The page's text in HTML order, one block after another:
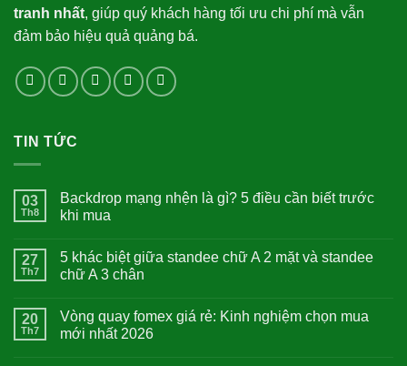
tranh nhất, giúp quý khách hàng tối ưu chi phí mà vẫn
đảm bảo hiệu quả quảng bá.
TIN TỨC
03
Th8
Backdrop mạng nhện là gì? 5 điều cần biết trước
khi mua
27
Th7
5 khác biệt giữa standee chữ A 2 mặt và standee
chữ A 3 chân
20
Th7
Vòng quay fomex giá rẻ: Kinh nghiệm chọn mua
mới nhất 2026